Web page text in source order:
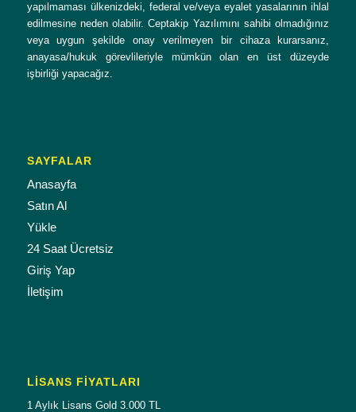
yapılmaması ülkenizdeki, federal ve/veya eyalet yasalarının ihlal
edilmesine neden olabilir. Ceptakip Yazılımını sahibi olmadığınız
veya uygun şekilde onay verilmeyen bir cihaza kurarsanız,
anayasa/hukuk görevlileriyle mümkün olan en üst düzeyde
işbirliği yapacağız.
SAYFALAR
Anasayfa
Satın Al
Yükle
24 Saat Ücretsiz
Giriş Yap
İletişim
LISANS FIYATLARI
1 Aylık Lisans Gold 3.000 TL